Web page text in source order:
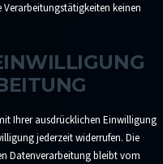
keinen
Ihrer ausdrücklichen Einwilligung
jederzeit widerrufen. Die
Datenverarbeitung bleibt vom